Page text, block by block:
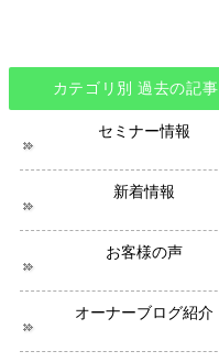
カテゴリ別 過去の記事
セミナー情報
新着情報
お客様の声
オーナーブログ紹介